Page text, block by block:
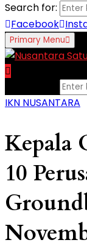
Search for:
Facebook
Primary Menu
IKN NUSANTARA
Kepala
10